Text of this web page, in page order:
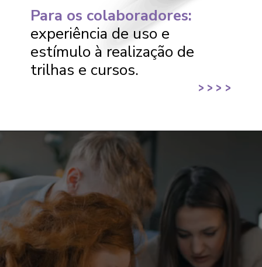
>
>
> >
Para os colaboradores:
experiência de uso e
estímulo à realização de
trilhas e cursos.